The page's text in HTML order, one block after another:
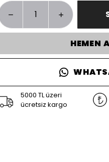
HEMEN
5000 TL üzeri
ücretsiz kargo